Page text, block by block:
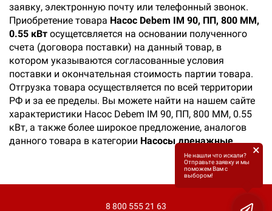
заявку, электронную почту или телефонный звонок.
Приобретение товара Насос Debem IM 90, ПП, 800 ММ,
0.55 кВт осущетсвляется на основании полученного
счета (договора поставки) на данный товар, в
котором указываются согласованные условия
поставки и окончательная стоимость партии товара.
Отгрузка товара осуществляется по всей территории
РФ и за ее пределы. Вы можете найти на нашем сайте
характеристики Насос Debem IM 90, ПП, 800 ММ, 0.55
кВт, а также более широкое предложение, аналогов
данного товара в категории Насосы дренажные.
8 800 555 21 63
Не нашли что искали?
Отправьте заявку и мы
поможем Вам с
выбором!
×